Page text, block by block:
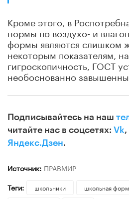
Кроме этого, в
нормы по воздухо- и
формы являются слишком
некоторым показателям,
гигроскопичность, ГОСТ
необоснованно
Подписывайтесь на наш
читайте нас в соцсетях: Vk,
Яндекс.Дзен.
Источник: ПРАВМИР
Теги:
школьники школьная